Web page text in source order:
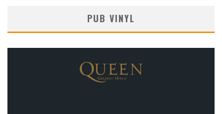
PUB VINYL